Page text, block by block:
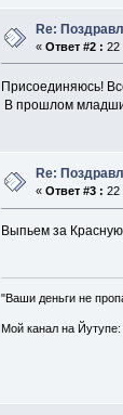
Re:
«Ответ #2 : 22
Присоединяюсь!
В прошлом
Re:
«Ответ #3 : 22
Выпьем за
"Ваши деньги не
Мой канал на Йутупе: